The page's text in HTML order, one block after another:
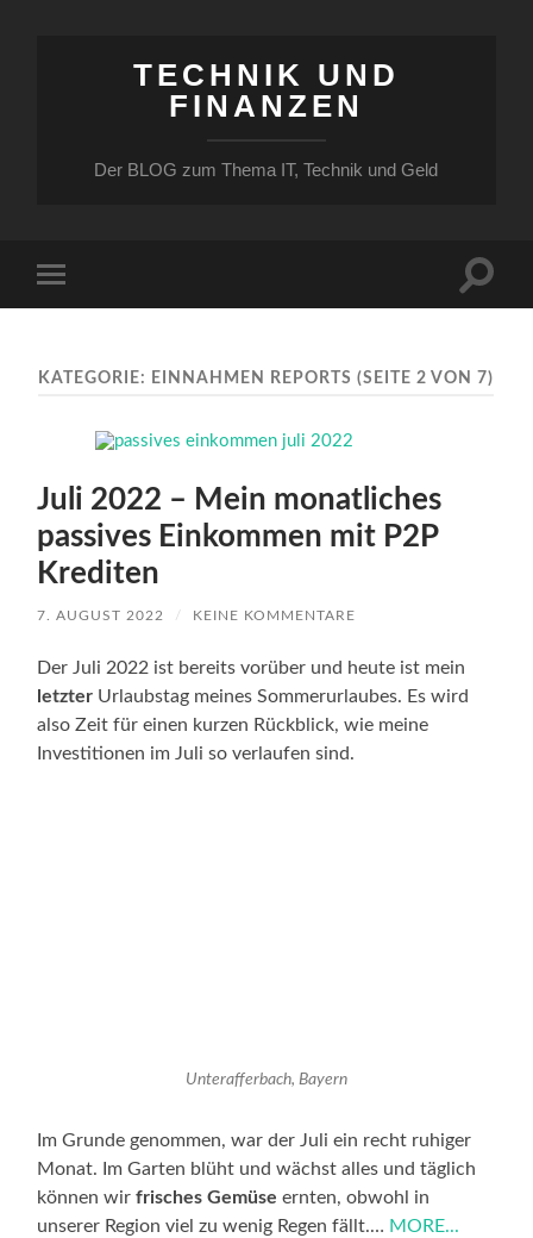
TECHNIK UND
FINANZEN
Der BLOG zum Thema IT, Technik und Geld
Menü
KATEGORIE: EINNAHMEN REPORTS (SEITE 2 VON 7)
Juli 2022 – Mein monatliches
passives Einkommen mit P2P
Krediten
7. AUGUST 2022 / KEINE KOMMENTARE
Der Juli 2022 ist bereits vorüber und heute ist mein
letzter Urlaubstag meines Sommerurlaubes. Es wird
also Zeit für einen kurzen Rückblick, wie meine
Investitionen im Juli so verlaufen sind.
Unterafferbach, Bayern
Im Grunde genommen, war der Juli ein recht ruhiger
Monat. Im Garten blüht und wächst alles und täglich
können wirfrisches Gemüse ernten, obwohl in
unserer Region viel zu wenig Regen fällt.… MORE...